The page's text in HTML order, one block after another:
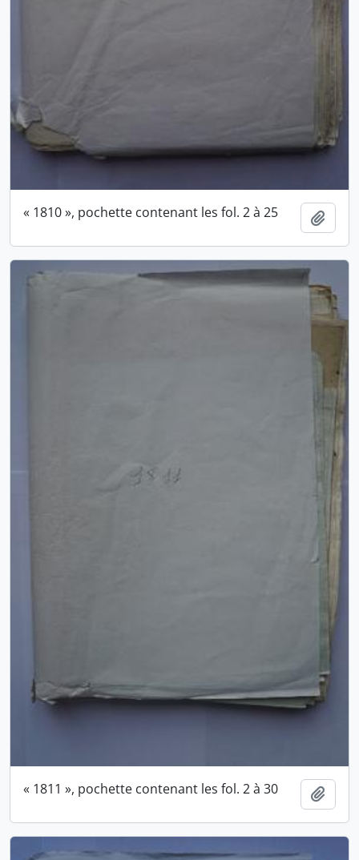
« 1810 », pochette contenant les fol. 2 à 25
« 1811 », pochette contenant les fol. 2 à 30